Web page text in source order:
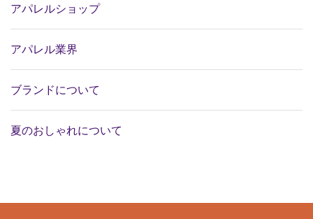
アパレルショップ
アパレル業界
ブランドについて
夏のおしゃれについて